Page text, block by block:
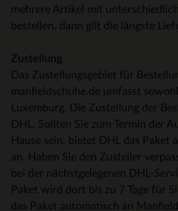
mehrere Artikel mit
bestellen, dann gilt die längste
Zustellung
Das Zustellungsgebiet für
manfieldschuhe.de umfasst
Luxemburg. Die Zustellung der
DHL. Sollten Sie zum Termin der
Hause sein, bietet DHL das Paket
an. Haben Sie den Zusteller
bei der nächstgelegenen DHL-
Paket wird dort bis zu 7 Tage für
das Paket automatisch an